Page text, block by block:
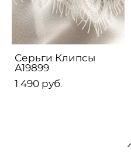
Серьги Клипсы
А19899
1 490 pуб.